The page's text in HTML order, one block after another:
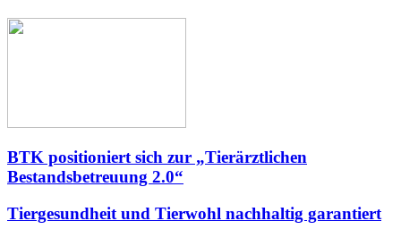
BTK positioniert sich zur „Tierärztlichen
Bestandsbetreuung 2.0“
Tiergesundheit und Tierwohl nachhaltig garantiert